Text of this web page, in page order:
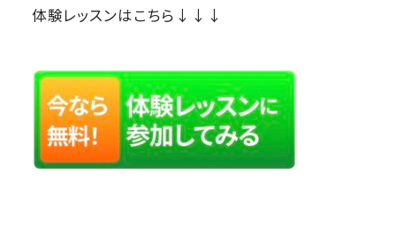
体験レッスンはこちら↓↓↓